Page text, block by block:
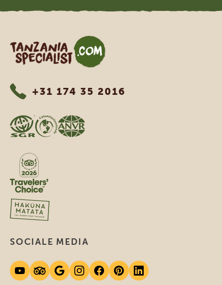
Tanzania Specialist
+31 174 35 2016
SOCIALE MEDIA